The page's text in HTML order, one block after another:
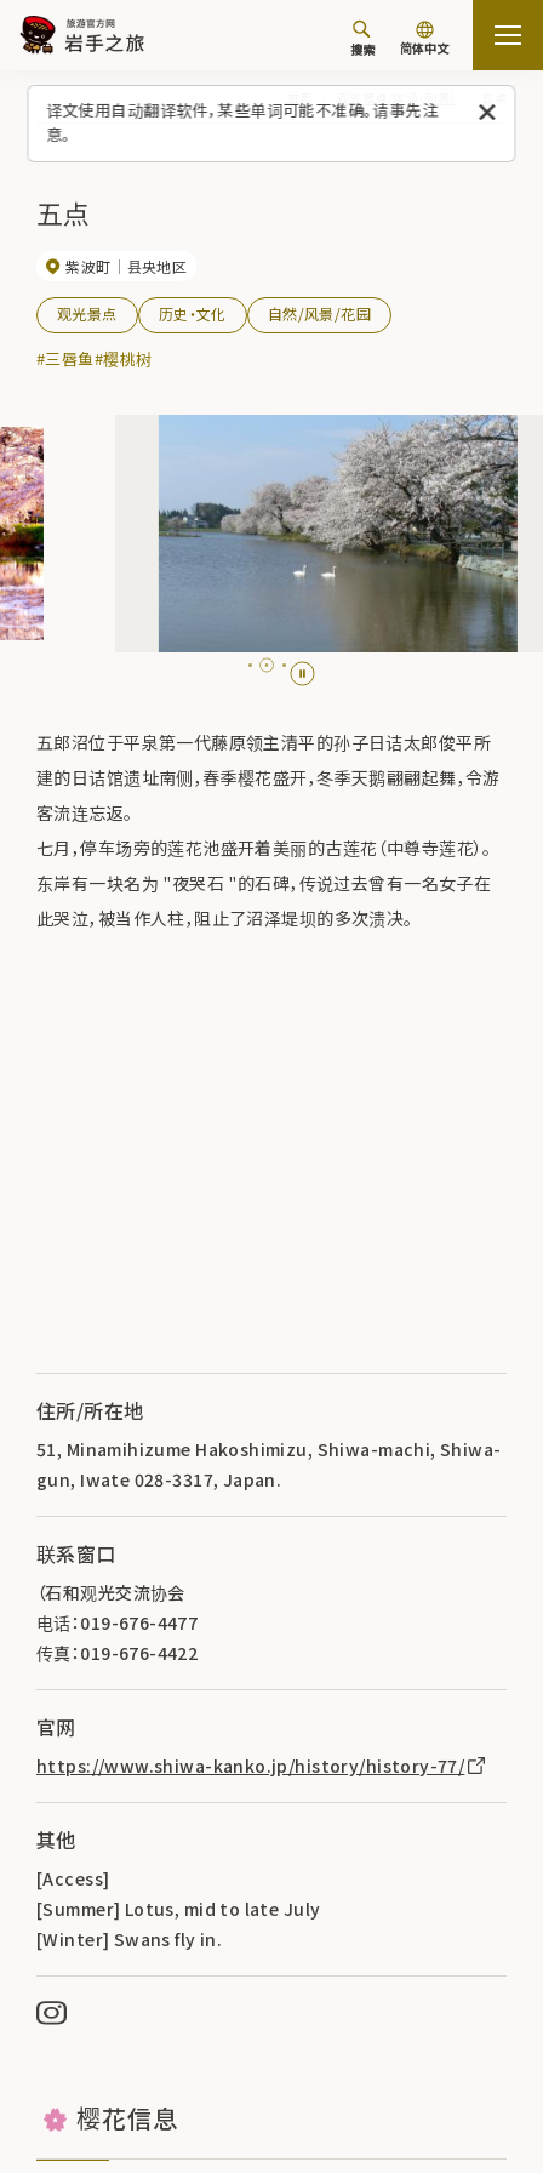
译文使用自动翻译软件，某些单词可能不准确。请事先注
意。
搜索 简体中文
五点
紫波町 县央地区
观光景点 历史・文化 自然/风景/花园
#三唇鱼#樱桃树
五郎沼位于平泉第一代藤原领主清平的孙子日诘太郎俊平所
建的日诘馆遗址南侧，春季樱花盛开，冬季天鹅翩翩起舞，令游
客流连忘返。
七月，停车场旁的莲花池盛开着美丽的古莲花（中尊寺莲花）。
东岸有一块名为 "夜哭石 "的石碑，传说过去曾有一名女子在
此哭泣，被当作人柱，阻止了沼泽堤坝的多次溃决。
住所/所在地
51, Minamihizume Hakoshimizu, Shiwa-machi, Shiwa-
gun, Iwate 028-3317, Japan.
联系窗口
（石和观光交流协会
电话：019-676-4477
传真：019-676-4422
官网
https://www.shiwa-kanko.jp/history/history-77/
其他
[Access]
[Summer] Lotus, mid to late July
[Winter] Swans fly in.
樱花信息